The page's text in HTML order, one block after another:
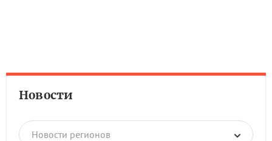
Новости
Новости регионов